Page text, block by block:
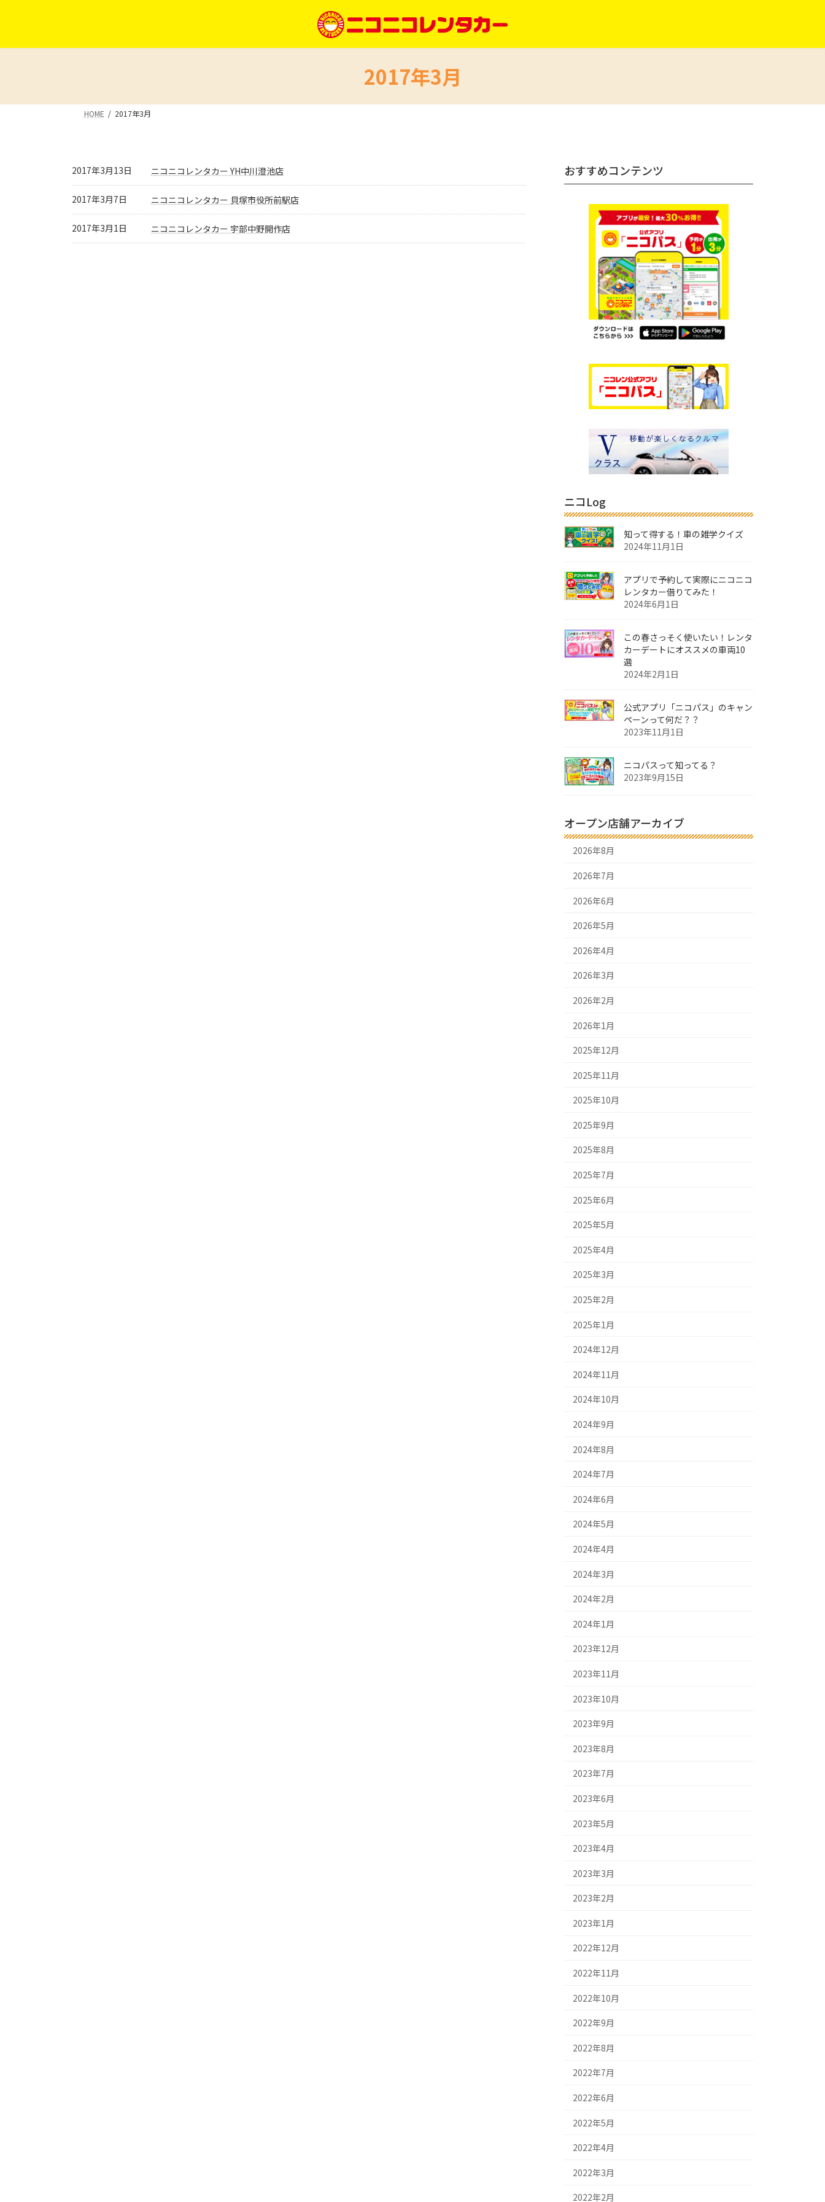
ン
ー
2017年3月
HOME 2017年3月
2017年3月13日 ニコニコレンタカー YH中川澄池店
2017年3月7日 ニコニコレンタカー 貝塚市役所前駅店
2017年3月1日 ニコニコレンタカー 宇部中野開作店
おすすめコンテンツ
ニコLog
知って得する！車の雑学クイズ
2024年11月1日
アプリで予約して実際にニコニコ
レンタカー借りてみた！
2024年6月1日
この春さっそく使いたい！レンタ
カーデートにオススメの車両10
選
2024年2月1日
公式アプリ「ニコパス」のキャン
ペーンって何だ？？
2023年11月1日
ニコパスって知ってる？
2023年9月15日
オープン店舗アーカイブ
2026年8月
2026年7月
2026年6月
2026年5月
2026年4月
2026年3月
2026年2月
2026年1月
2025年12月
2025年11月
2025年10月
2025年9月
2025年8月
2025年7月
2025年6月
2025年5月
2025年4月
2025年3月
2025年2月
2025年1月
2024年12月
2024年11月
2024年10月
2024年9月
2024年8月
2024年7月
2024年6月
2024年5月
2024年4月
2024年3月
2024年2月
2024年1月
2023年12月
2023年11月
2023年10月
2023年9月
2023年8月
2023年7月
2023年6月
2023年5月
2023年4月
2023年3月
2023年2月
2023年1月
2022年12月
2022年11月
2022年10月
2022年9月
2022年8月
2022年7月
2022年6月
2022年5月
2022年4月
2022年3月
2022年2月